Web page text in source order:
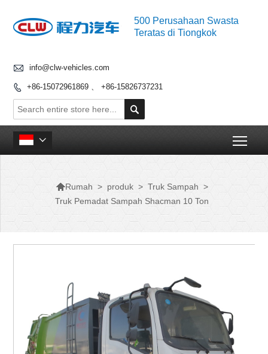
500 Perusahaan Swasta
Teratas di Tiongkok
 info@clw-vehicles.com
 +86-15072961869 、 +86-15826737231


Rumah > produk > Truk Sampah >
Truk Pemadat Sampah Shacman 10 Ton